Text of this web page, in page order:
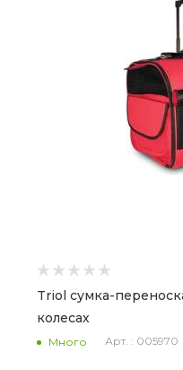
Triol сумка-
колесах
Много Арт. : 005970